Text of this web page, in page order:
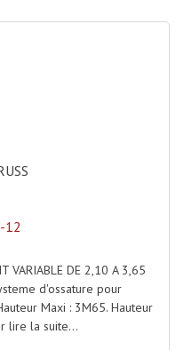
Et Studio
Surface
Etc...
Et Accessoires
12
VARIABLE DE 2,10 A 3,65
d'ossature pour
Maxi : 3M65. Hauteur
lire la suite...